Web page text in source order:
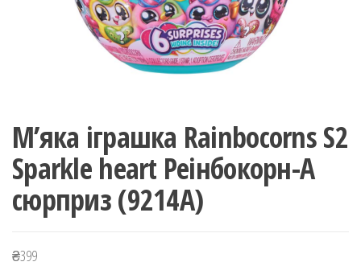
М’яка іграшка Rainbocorns S2
Sparkle heart Реінбокорн-A
сюрприз (9214A)
₴399